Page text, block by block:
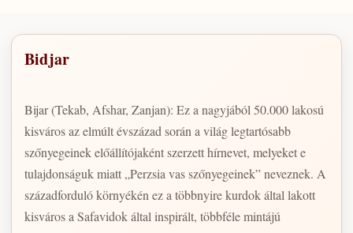
Bidjar
Bijar (Tekab, Afshar, Zanjan): Ez a nagyjából 50.000 lakosú
kisváros az elmúlt évszázad során a világ legtartósabb
szőnyegeinek előállítójaként szerzett hírnevet, melyeket e
tulajdonságuk miatt „Perzsia vas szőnyegeinek” neveznek. A
századforduló környékén ez a többnyire kurdok által lakott
kisváros a Safavidok által inspirált, többféle mintájú